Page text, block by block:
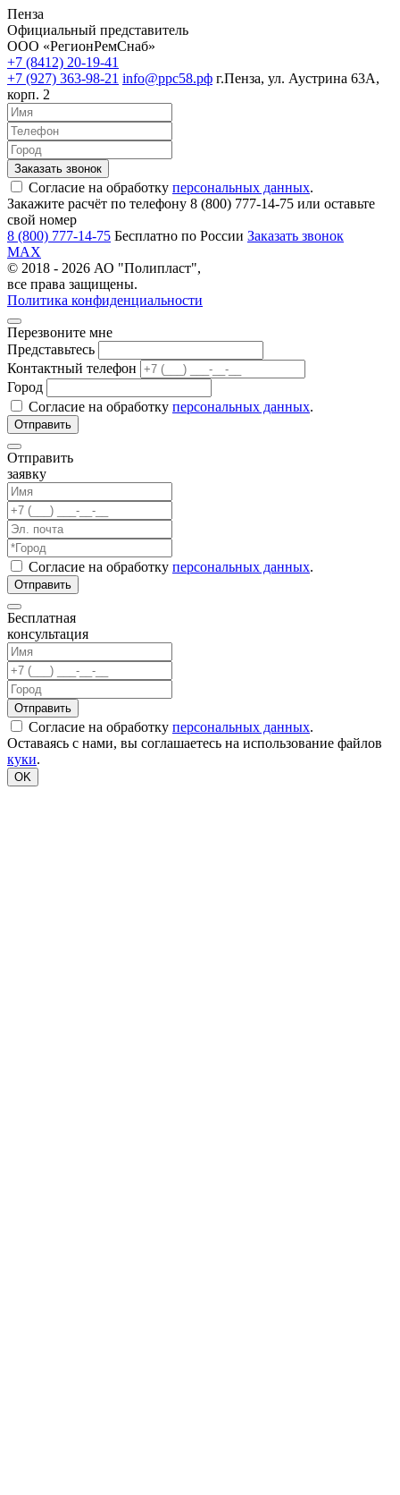
Пенза
Официальный представитель
ООО «РегионРемСнаб»
+7 (8412) 20-19-41
+7 (927) 363-98-21 info@ррс58.рф г.Пенза, ул. Аустрина 63А,
корп. 2
Согласие на обработку персональных данных.
Закажите расчёт по телефону 8 (800) 777-14-75 или оставьте
свой номер
8 (800) 777-14-75 Бесплатно по России Заказать звонок
MAX
© 2018 - 2026 АО "Полипласт",
все права защищены.
Политика конфиденциальности
Перезвоните мне
Представьтесь
Контактный телефон
Город
Согласие на обработку персональных данных.
Отправить
заявку
Согласие на обработку персональных данных.
Бесплатная
консультация
Согласие на обработку персональных данных.
Оставаясь с нами, вы соглашаетесь на использование файлов
куки.
OK